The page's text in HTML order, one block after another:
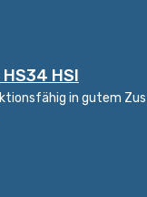
HSI
in gutem